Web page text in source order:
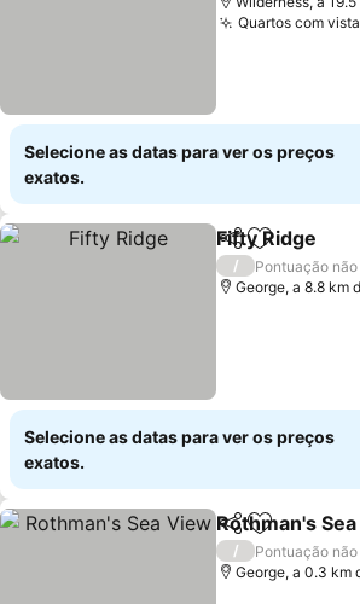
Quartos com
Selecione as datas para ver os preços
exatos.
PartilharAdicionar
Fifty Ridge
/
Pontuação
George, a 8.8 km
Selecione as datas para ver os preços
exatos.
PartilharAdicionar
Rothman's
/
Pontuação
George, a 0.3 km